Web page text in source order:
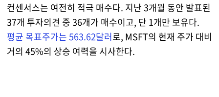
컨센서스는 여전히 적극 매수다. 지난 3개월 동안 발표된
37개 투자의견 중 36개가 매수이고, 단 1개만 보유다.
평균 목표주가는 563.62달러로, MSFT의 현재 주가 대비
거의 45%의 상승 여력을 시사한다.